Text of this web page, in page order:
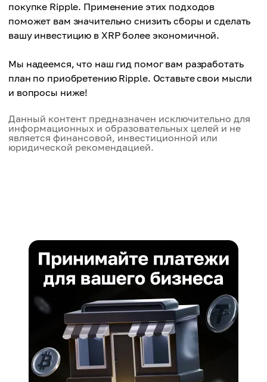
покупке Ripple. Применение этих подходов
поможет вам значительно снизить сборы и сделать
вашу инвестицию в XRP более экономичной.
Мы надеемся, что наш гид помог вам разработать
план по приобретению Ripple. Оставьте свои мысли
и вопросы ниже!
Данный контент предназначен исключительно для
информационных и образовательных целей и не
является финансовой, инвестиционной или
юридической рекомендацией.